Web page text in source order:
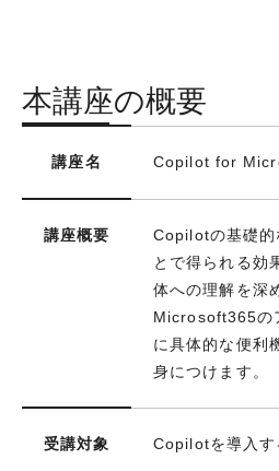
本講座の概要
講座名 Copilot for
講座概要
Copilotの基礎的
とで得られる効
体への理解を深
Microsoft365の
に具体的な便利
身につけます。
受講対象 Copilotを導入す